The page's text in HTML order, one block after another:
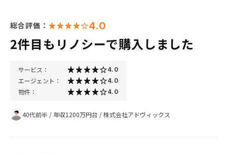
総合評価： 4.0
2件目もリノシーで購入しました
サービス： 4.0
エージェント： 4.0
物件： 4.0
40代前半 / 年収1200万円台 /株式会社アドヴィックス